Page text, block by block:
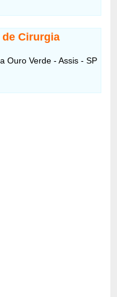
Cirurgia
Ouro Verde - Assis - SP